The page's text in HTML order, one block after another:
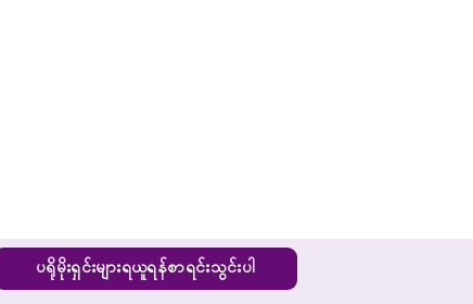
ပရိုမိုးရှင်းများရယူရန်စာရင်းသွင်းပါ